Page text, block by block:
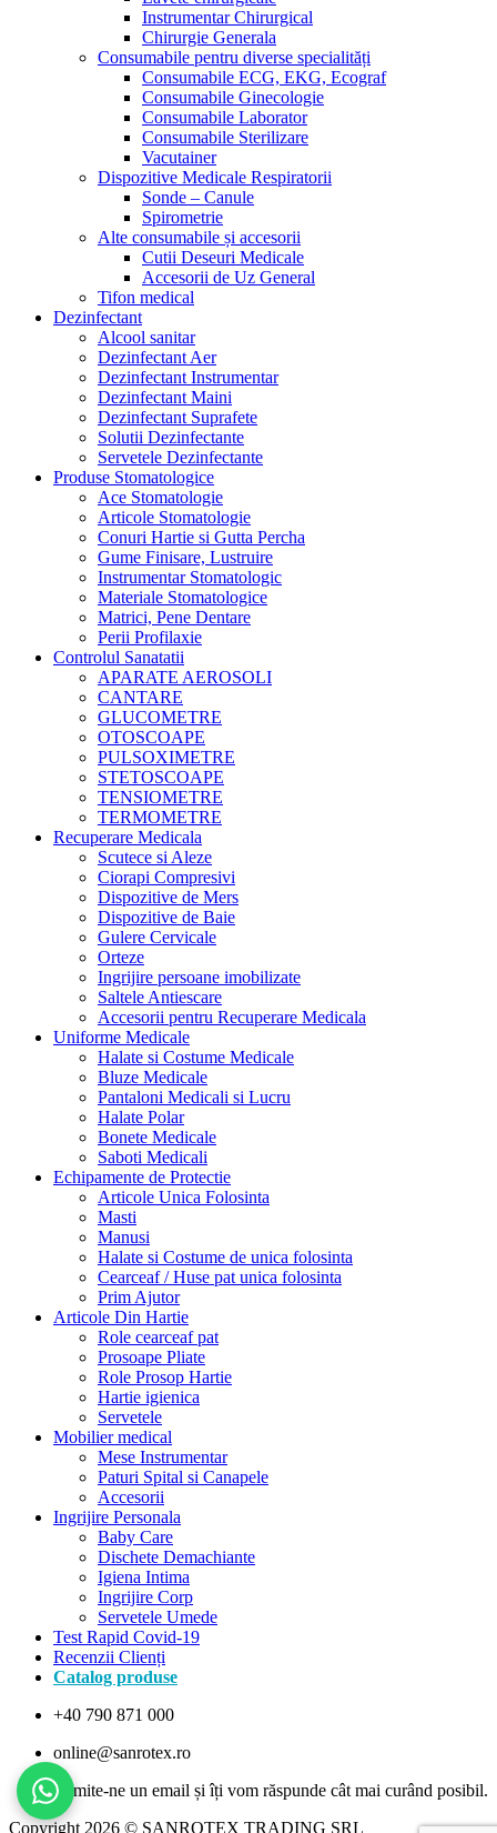
Instrumentar Chirurgical
Chirurgie Generala
Consumabile pentru diverse specialități
Consumabile ECG, EKG, Ecograf
Consumabile Ginecologie
Consumabile Laborator
Consumabile Sterilizare
Vacutainer
Dispozitive Medicale Respiratorii
Sonde – Canule
Spirometrie
Alte consumabile și accesorii
Cutii Deseuri Medicale
Accesorii de Uz General
Tifon medical
Dezinfectant
Alcool sanitar
Dezinfectant Aer
Dezinfectant Instrumentar
Dezinfectant Maini
Dezinfectant Suprafete
Solutii Dezinfectante
Servetele Dezinfectante
Produse Stomatologice
Ace Stomatologie
Articole Stomatologie
Conuri Hartie si Gutta Percha
Gume Finisare, Lustruire
Instrumentar Stomatologic
Materiale Stomatologice
Matrici, Pene Dentare
Perii Profilaxie
Controlul Sanatatii
APARATE AEROSOLI
CANTARE
GLUCOMETRE
OTOSCOAPE
PULSOXIMETRE
STETOSCOAPE
TENSIOMETRE
TERMOMETRE
Recuperare Medicala
Scutece si Aleze
Ciorapi Compresivi
Dispozitive de Mers
Dispozitive de Baie
Gulere Cervicale
Orteze
Ingrijire persoane imobilizate
Saltele Antiescare
Accesorii pentru Recuperare Medicala
Uniforme Medicale
Halate si Costume Medicale
Bluze Medicale
Pantaloni Medicali si Lucru
Halate Polar
Bonete Medicale
Saboti Medicali
Echipamente de Protectie
Articole Unica Folosinta
Masti
Manusi
Halate si Costume de unica folosinta
Cearceaf / Huse pat unica folosinta
Prim Ajutor
Articole Din Hartie
Role cearceaf pat
Prosoape Pliate
Role Prosop Hartie
Hartie igienica
Servetele
Mobilier medical
Mese Instrumentar
Paturi Spital si Canapele
Accesorii
Ingrijire Personala
Baby Care
Dischete Demachiante
Igiena Intima
Ingrijire Corp
Servetele Umede
Test Rapid Covid-19
Recenzii Clienți
Catalog produse
+40 790 871 000
online@sanrotex.ro
Copyright 2026 © SANROTEX TRADING SRL